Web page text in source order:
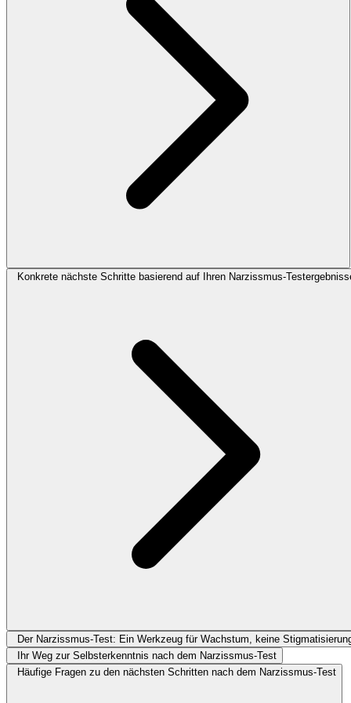
Konkrete nächste Schritte basierend auf Ihren Narzissmus-
Der Narzissmus-Test: Ein Werkzeug für Wachstum, keine
Ihr Weg zur Selbsterkenntnis nach dem Narzissmus-Test
Häufige Fragen zu den nächsten Schritten nach dem Narzissmus-Test